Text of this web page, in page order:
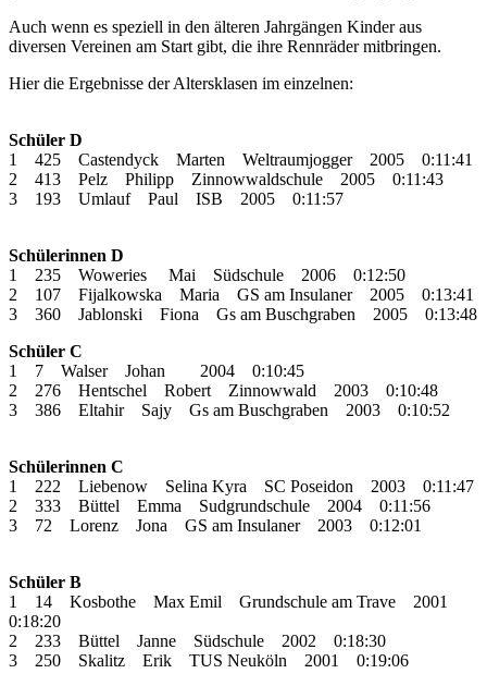
Auch wenn es speziell in den älteren Jahrgängen Kinder aus
diversen Vereinen am Start gibt, die ihre Rennräder mitbringen.
Hier die Ergebnisse der Altersklasen im einzelnen:
Schüler D
1 425 Castendyck Marten Weltraumjogger 2005 0:11:41
2 413 Pelz Philipp Zinnowwaldschule 2005 0:11:43
3 193 Umlauf Paul ISB 2005 0:11:57
Schülerinnen D
1 235 Woweries Mai Südschule 2006 0:12:50
2 107 Fijalkowska Maria GS am Insulaner 2005 0:13:41
3 360 Jablonski Fiona Gs am Buschgraben 2005 0:13:48
Schüler C
1 7 Walser Johan 2004 0:10:45
2 276 Hentschel Robert Zinnowwald 2003 0:10:48
3 386 Eltahir Sajy Gs am Buschgraben 2003 0:10:52
Schülerinnen C
1 222 Liebenow Selina Kyra SC Poseidon 2003 0:11:47
2 333 Büttel Emma Sudgrundschule 2004 0:11:56
3 72 Lorenz Jona GS am Insulaner 2003 0:12:01
Schüler B
1 14 Kosbothe Max Emil Grundschule am Trave 2001
0:18:20
2 233 Büttel Janne Südschule 2002 0:18:30
3 250 Skalitz Erik TUS Neuköln 2001 0:19:06